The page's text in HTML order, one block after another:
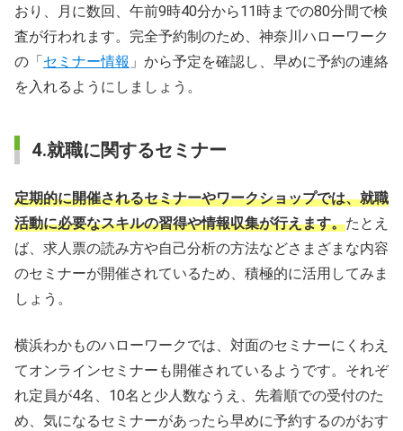
おり、月に数回、午前9時40分から11時までの80分間で検
査が行われます。完全予約制のため、神奈川ハローワーク
の「 セミナー情報 」から予定を確認し、早めに予約の連絡
を入れるようにしましょう。
4.就職に関するセミナー
定期的に開催されるセミナーやワークショップでは、就職
活動に必要なスキルの習得や情報収集が行えます。たとえ
ば、求人票の読み方や自己分析の方法などさまざまな内容
のセミナーが開催されているため、積極的に活用してみま
しょう。
横浜わかものハローワークでは、対面のセミナーにくわえ
てオンラインセミナーも開催されているようです。それぞ
れ定員が4名、10名と少人数なうえ、先着順での受付のた
め、気になるセミナーがあったら早めに予約するのがおす